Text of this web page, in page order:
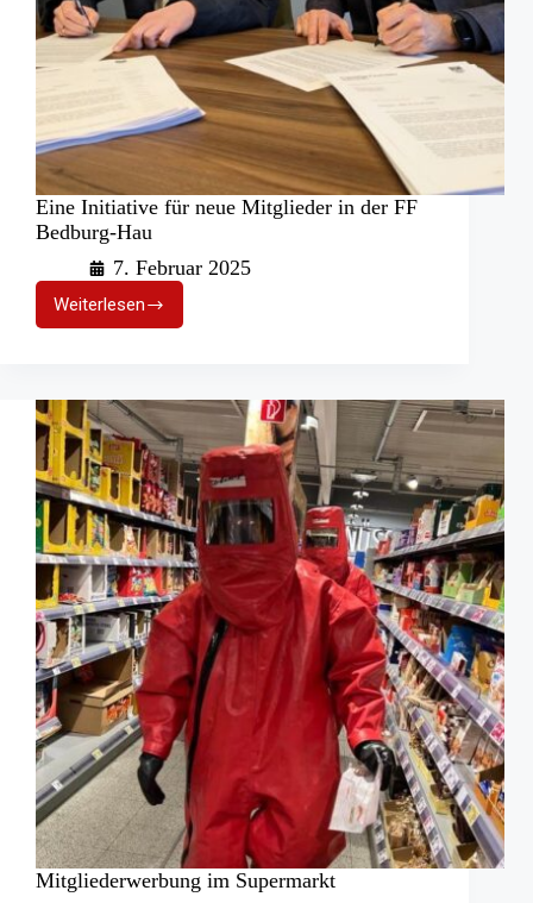
Eine Initiative für neue Mitglieder in der FF
Bedburg-Hau
7. Februar 2025
Weiterlesen
Eine
Initiative
Mitglieder
in
der
FF
Bedburg-
Hau
Mitgliederwerbung im Supermarkt